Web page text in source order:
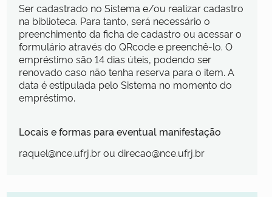
Ser cadastrado no Sistema e/ou realizar cadastro
na biblioteca. Para tanto, será necessário o
preenchimento da ficha de cadastro ou acessar o
formulário através do QRcode e preenchê-lo. O
empréstimo são 14 dias úteis, podendo ser
renovado caso não tenha reserva para o item. A
data é estipulada pelo Sistema no momento do
empréstimo.
Locais e formas para eventual manifestação
raquel@nce.ufrj.br ou direcao@nce.ufrj.br